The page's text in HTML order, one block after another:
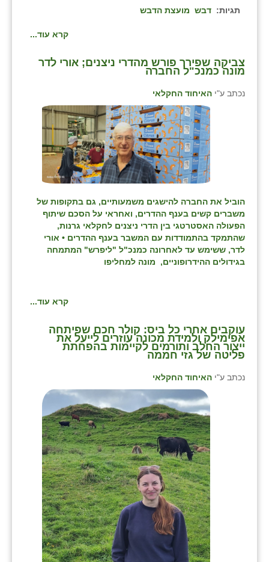
תגיות: דבש מועצת הדבש
קרא עוד...
צביקה שפירר פורש מהדרי ניצנים; אורי לדר
מונה כמנכ"ל החברה
נכתב ע"י האיחוד החקלאי
הוביל את החברה להישגים משמעותיים, גם בתקופות של
משברים קשים בענף ההדרים, ואחראי על הסכם שיתוף
הפעולה האסטרטגי בין הדרי ניצנים לחקלאי גרנות,
שהתמקד בהתמודדות עם המשבר בענף ההדרים • אורי
לדר, ששימש עד לאחרונה כמנכ"ל "ליפרש" המתמחה
בגידולים ההידרופוניים, מונה למחליפו
קרא עוד...
⁨עוקבים אחרי כל ביס: קולר חכם שפיתחה
אפימילק ולמידת מכונה עוזרים לייעל את
ייצור החלב ותורמים לקיימות בהפחתת
פליטה של גזי חממה
נכתב ע"י האיחוד החקלאי